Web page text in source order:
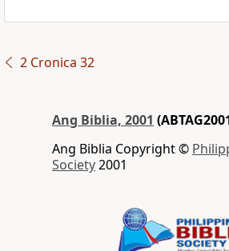
2 Cronica 32
Ang Biblia, 2001
Ang Biblia Copyright ©
Society2001